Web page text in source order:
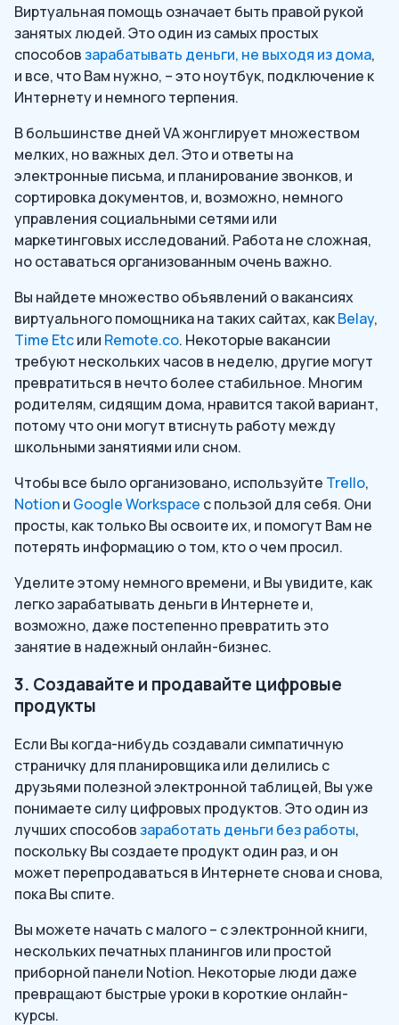
Виртуальная помощь означает быть правой рукой
занятых людей. Это один из самых простых
способовзарабатывать деньги, не выходя из дома,
и все, что Вам нужно, – это ноутбук, подключение к
Интернету и немного терпения.
В большинстве дней VA жонглирует множеством
мелких, но важных дел. Это и ответы на
электронные письма, и планирование звонков, и
сортировка документов, и, возможно, немного
управления социальными сетями или
маркетинговых исследований. Работа не сложная,
но оставаться организованным очень важно.
Вы найдете множество объявлений о вакансиях
виртуального помощника на таких сайтах, какBelay,
Time Etcили Remote.co. Некоторые вакансии
требуют нескольких часов в неделю, другие могут
превратиться в нечто более стабильное. Многим
родителям, сидящим дома, нравится такой вариант,
потому что они могут втиснуть работу между
школьными занятиями или сном.
Чтобы все было организовано, используйте Trello,
Notionи Google Workspace с пользой для себя. Они
просты, как только Вы освоите их, и помогут Вам не
потерять информацию о том, кто о чем просил.
Уделите этому немного времени, и Вы увидите, как
легко зарабатывать деньги в Интернете и,
возможно, даже постепенно превратить это
занятие в надежный онлайн-бизнес.
3. Создавайте и продавайте цифровые
продукты
Если Вы когда-нибудь создавали симпатичную
страничку для планировщика или делились с
друзьями полезной электронной таблицей, Вы уже
понимаете силу цифровых продуктов. Это один из
лучших способовзаработать деньги без работы,
поскольку Вы создаете продукт один раз, и он
может перепродаваться в Интернете снова и снова,
пока Вы спите.
Вы можете начать с малого – с электронной книги,
нескольких печатных планингов или простой
приборной панели Notion. Некоторые люди даже
превращают быстрые уроки в короткие онлайн-
курсы.